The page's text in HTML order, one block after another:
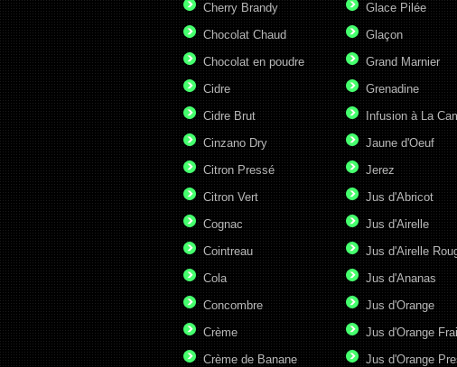
Cherry Brandy
Chocolat Chaud
Chocolat en poudre
Cidre
Cidre Brut
Cinzano Dry
Citron Pressé
Citron Vert
Cognac
Cointreau
Cola
Concombre
Crème
Crème de Banane
Glace Pilée
Glaçon
Grand Marnier
Grenadine
Infusion à La
Jaune d'Oeuf
Jerez
Jus d'Abricot
Jus d'Airelle
Jus d'Airelle
Jus d'Ananas
Jus d'Orange
Jus d'Orange
Jus d'Orange